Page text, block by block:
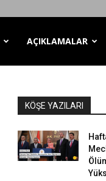
AÇIKLAMALAR
KÖŞE YAZILARI